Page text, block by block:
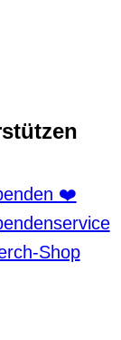
❤️
Shop